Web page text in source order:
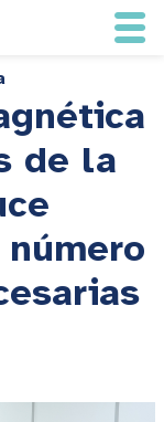
de la